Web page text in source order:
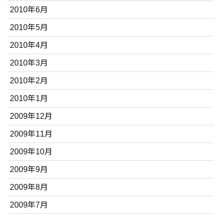
2010年6月
2010年5月
2010年4月
2010年3月
2010年2月
2010年1月
2009年12月
2009年11月
2009年10月
2009年9月
2009年8月
2009年7月